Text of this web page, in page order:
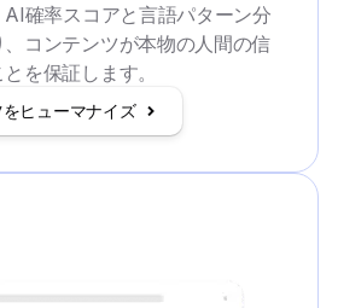
確率スコアと言語パターン分
コンテンツが本物の人間の信
を保証します。
ヒューマナイズ